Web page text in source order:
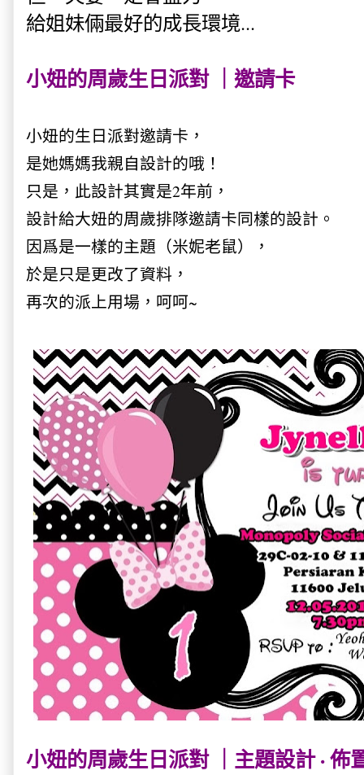
給姐妹倆最好的成長環境...
小妞的周歲生日派對 ｜邀請卡
小妞的生日派對邀請卡，
是她媽媽我親自設計的哦！
只是，此設計其實是2年前，
設計給大妞的周歲排隊邀請卡同樣的設計。
因爲是一樣的主題（米妮老鼠），
於是只是更改了資料，
再次的派上用場，呵呵~
小妞的周歲生日派對 ｜主題設計 · 佈